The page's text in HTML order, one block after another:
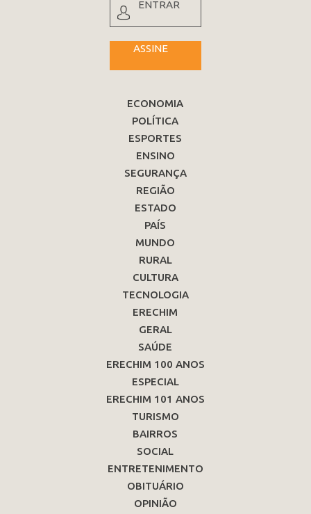
ENTRAR
ASSINE
ECONOMIA
POLÍTICA
ESPORTES
ENSINO
SEGURANÇA
REGIÃO
ESTADO
PAÍS
MUNDO
RURAL
CULTURA
TECNOLOGIA
ERECHIM
GERAL
SAÚDE
ERECHIM 100 ANOS
ESPECIAL
ERECHIM 101 ANOS
TURISMO
BAIRROS
SOCIAL
ENTRETENIMENTO
OBITUÁRIO
OPINIÃO